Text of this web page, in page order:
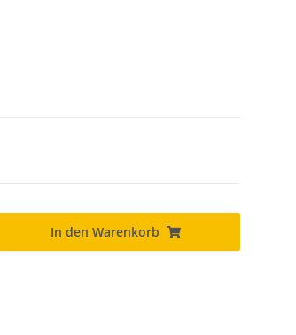
In den Warenkorb